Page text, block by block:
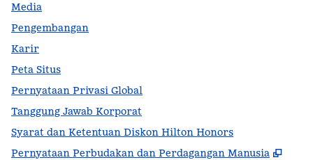
Media
Pengembangan
Karir
Peta Situs
Pernyataan Privasi Global
Tanggung Jawab Korporat
Syarat dan Ketentuan Diskon Hilton Honors
Pernyataan Perbudakan dan Perdagangan Manusia
,